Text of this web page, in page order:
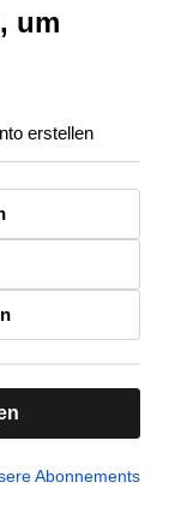
um
erstellen
Abonnements